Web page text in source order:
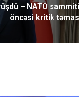
– NATO sammiti
öncəsi kritik təmas